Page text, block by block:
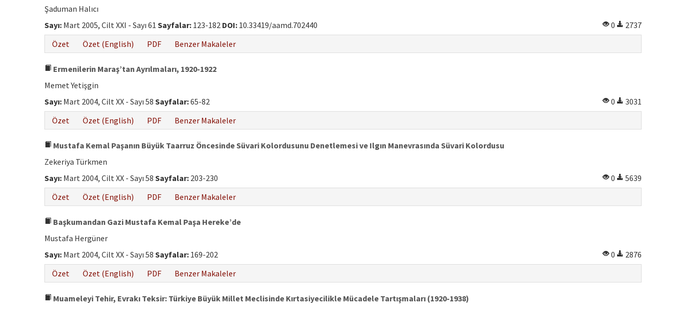
Şaduman Halıcı
Sayı: Mart 2005, Cilt XXI - Sayı 61 Sayfalar: 123-182 DOI: 10.33419/aamd.702440 0
2737
Özet
Özet (English) PDF Benzer Makaleler
Ermenilerin Maraş’tan Ayrılmaları, 1920-1922
Memet Yetişgin
Sayı: Mart 2004, Cilt XX - Sayı 58 Sayfalar:65-82 0
3031
Özet
Özet (English) PDF Benzer Makaleler
Mustafa Kemal Paşanın Büyük Taarruz Öncesinde Süvari Kolordusunu Denetlemesi ve Ilgın Manevrasında Süvari Kolordusu
Zekeriya Türkmen
Sayı: Mart 2004, Cilt XX - Sayı 58 Sayfalar: 203-230 0
5639
Özet
Özet (English) PDF Benzer Makaleler
Başkumandan Gazi Mustafa Kemal Paşa Hereke’de
Mustafa Hergüner
Sayı: Mart 2004, Cilt XX - Sayı 58 Sayfalar: 169-202 0
2876
Özet
Özet (English) PDF Benzer Makaleler
Muameleyi Tehir, Evrakı Teksir: Türkiye Büyük Millet Meclisinde Kırtasiyecilikle Mücadele Tartışmaları (1920-1938)